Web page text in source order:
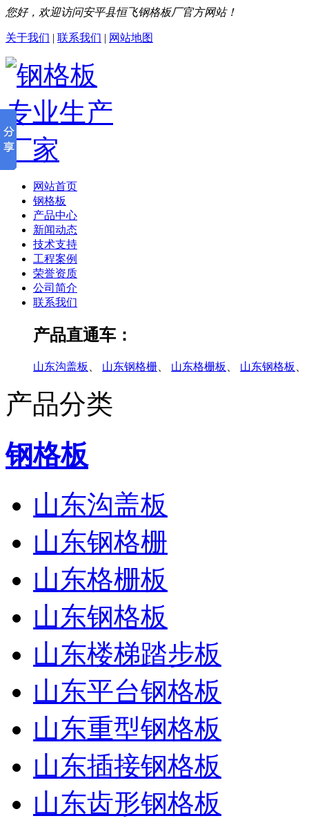
您好，欢迎访问安平县恒飞钢格板厂官方网站！
关于我们 | 联系我们 | 网站地图
网站首页
钢格板
产品中心
新闻动态
技术支持
工程案例
荣誉资质
公司简介
联系我们
产品直通车：
山东沟盖板 山东钢格栅 山东格栅板 山东钢格板
产品分类
钢格板
山东沟盖板
山东钢格栅
山东格栅板
山东钢格板
山东楼梯踏步板
山东平台钢格板
山东重型钢格板
山东插接钢格板
山东齿形钢格板